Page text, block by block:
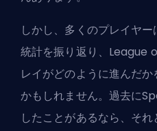
しかし、多くのプレイヤ
統計を振り返り、League
レイがどのように進んだ
かもしれません。過去に
したことがあるなら、そ